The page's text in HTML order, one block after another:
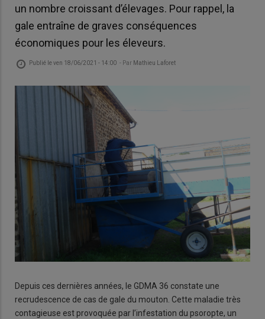
un nombre croissant d’élevages. Pour rappel, la
gale entraîne de graves conséquences
économiques pour les éleveurs.
Publié leven 18/06/2021 - 14:00 - Par Mathieu Laforet
Depuis ces dernières années, le GDMA 36 constate une
recrudescence de cas de gale du mouton. Cette maladie très
contagieuse est provoquée par l’infestation du psoropte, un